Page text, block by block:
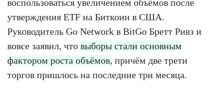
воспользоваться увеличением объёмов после
утверждения ETF на Биткоин в США.
Руководитель Go Network в BitGo Бретт Ривз и
вовсе заявил, что выборы стали основным
фактором роста объёмов, причём две трети
торгов пришлось на последние три месяца.